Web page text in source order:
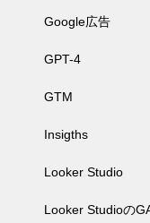
Google広告
GPT-4
GTM
Insigths
Looker Studio
Looker Studioの